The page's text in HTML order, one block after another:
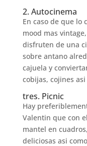
2. Autocinema
En caso de que lo
mood mas
disfruten de una
sobre antano
cajuela y
cobijas, cojines
tres. Picnic
Hay
Valentin que con
mantel en
deliciosas asi­